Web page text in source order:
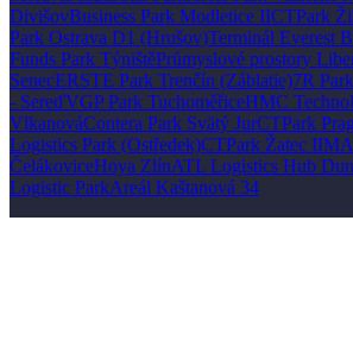
DivišovBusiness Park Modletice IICTPark
Park Ostrava D1 (Hrušov)Terminál Everest
Funds Park TýništěPrůmyslové prostory
SenecERSTE Park Trenčín (Záblatie)7R
- SereďVGP Park TuchoměřiceHMC
VlkanováContera Park Svätý JurCTPark
Logistics Park (Ostředek)CTPark Žatec II
ČelákoviceHoya ZlínATL Logistics Hub
Logistic ParkAreál Kaštanová 34